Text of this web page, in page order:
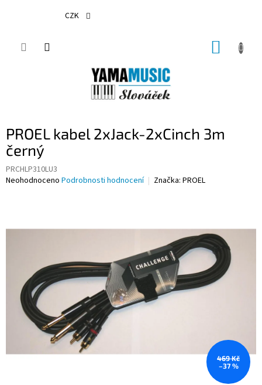
CZK
PROEL kabel 2xJack-2xCinch 3m
černý
PRCHLP310LU3
Průměrné
Neohodnoceno Podrobnosti hodnocení Značka: PROEL
469 Kč
–37 %